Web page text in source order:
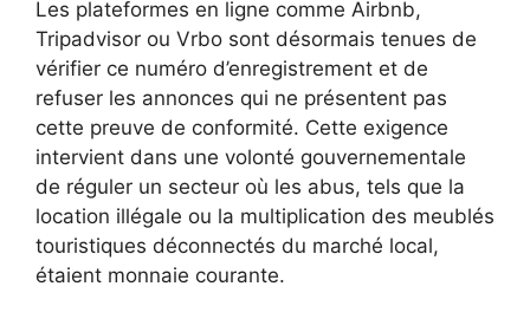
Les plateformes en ligne comme Airbnb,
Tripadvisor ou Vrbo sont désormais tenues de
vérifier ce numéro d’enregistrement et de
refuser les annonces qui ne présentent pas
cette preuve de conformité. Cette exigence
intervient dans une volonté gouvernementale
de réguler un secteur où les abus, tels que la
location illégale ou la multiplication des meublés
touristiques déconnectés du marché local,
étaient monnaie courante.